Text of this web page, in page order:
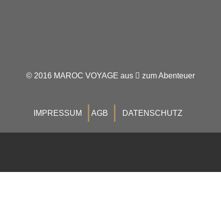
© 2016 MAROC VOYAGE aus zum Abenteuer
IMPRESSUM AGB DATENSCHUTZ